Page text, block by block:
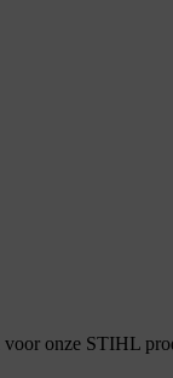
onze STIHL